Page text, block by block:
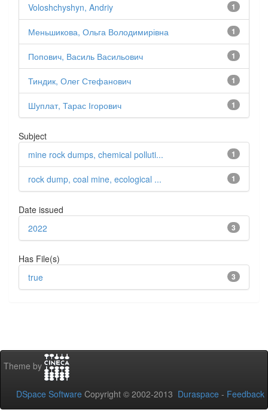
1
Voloshchyshyn, Andriy
1
Меньшикова, Ольга Володимирівна
1
Попович, Василь Васильович
1
Тиндик, Олег Стефанович
1
Шуплат, Тарас Ігорович
Subject
1
mine rock dumps, chemical polluti...
1
rock dump, coal mine, ecological ...
Date issued
3
2022
Has File(s)
3
true
Theme by
DSpace Software Copyright © 2002-2013 Duraspace - Feedback